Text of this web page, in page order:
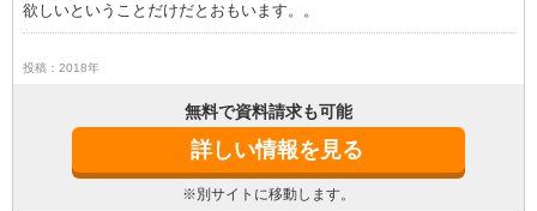
欲しいということだけだとおもいます。。
投稿：2018年
無料で資料請求も可能
詳しい情報を見る
※別サイトに移動します。